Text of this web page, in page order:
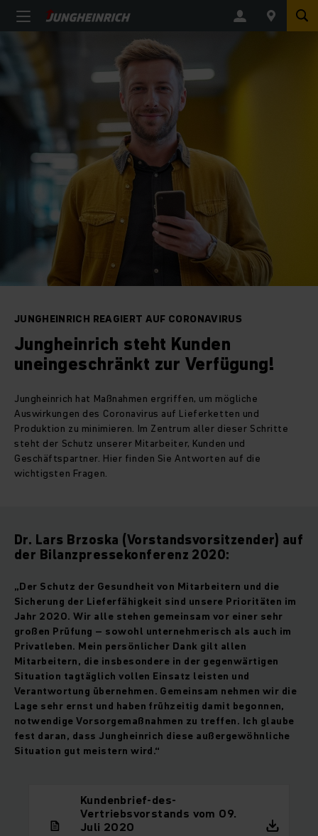
JUNGHEINRICH REAGIERT AUF CORONAVIRUS
Jungheinrich steht Kunden
uneingeschränkt zur Verfügung!
Jungheinrich hat Maßnahmen ergriffen, um mögliche
Auswirkungen des Coronavirus auf Lieferketten und
Produktion zu minimieren. Im Zentrum aller dieser Schritte
steht der Schutz unserer Mitarbeiter, Kunden und
Geschäftspartner. Hier finden Sie Antworten auf die
wichtigsten Fragen.
Dr. Lars Brzoska (Vorstandsvorsitzender) auf
der Bilanzpressekonferenz 2020:
„Der Schutz der Gesundheit von Mitarbeitern und die
Sicherung der Lieferfähigkeit sind unsere Prioritäten im
Jahr 2020. Wir alle stehen gemeinsam vor einer sehr
großen Prüfung – sowohl unternehmerisch als auch im
Privatleben. Mein persönlicher Dank gilt allen
Mitarbeitern, die insbesondere in der gegenwärtigen
Situation tagtäglich vollen Einsatz leisten und
Verantwortung übernehmen. Gemeinsam nehmen wir die
Lage sehr ernst und haben frühzeitig damit begonnen,
notwendige Vorsorgemaßnahmen zu treffen. Ich glaube
fest daran, dass Jungheinrich diese außergewöhnliche
Situation gut meistern wird.“
Kundenbrief-des-
Vertriebsvorstands vom 09.
Juli 2020